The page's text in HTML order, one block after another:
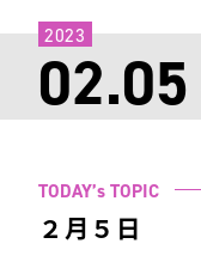
02.05
2023
TODAY’s TOPIC
２月５日